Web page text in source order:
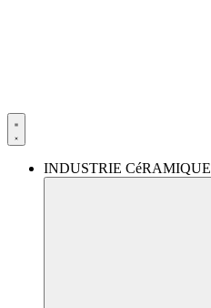
INDUSTRIE CéRAMIQUE